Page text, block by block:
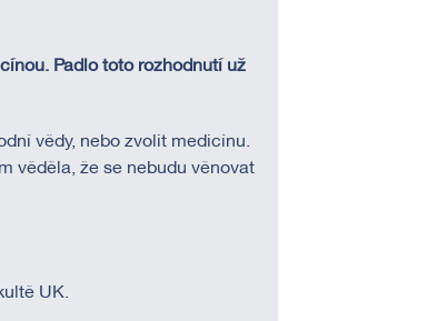
Padlo toto rozhodnutí už
vědy, nebo zvolit medicínu.
věděla, že se nebudu věnovat
UK.